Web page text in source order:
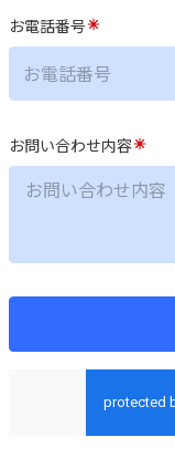
お電話番号
お問い合わせ内容